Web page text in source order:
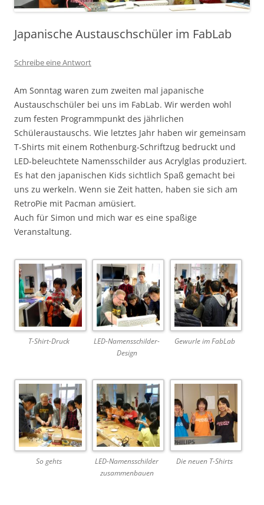
Japanische Austauschschüler im FabLab
Schreibe eine Antwort
Am Sonntag waren zum zweiten mal japanische
Austauschschüler bei uns im FabLab. Wir werden wohl
zum festen Programmpunkt des jährlichen
Schüleraustauschs. Wie letztes Jahr haben wir gemeinsam
T-Shirts mit einem Rothenburg-Schriftzug bedruckt und
LED-beleuchtete Namensschilder aus Acrylglas produziert.
Es hat den japanischen Kids sichtlich Spaß gemacht bei
uns zu werkeln. Wenn sie Zeit hatten, haben sie sich am
RetroPie mit Pacman amüsiert.
Auch für Simon und mich war es eine spaßige
Veranstaltung.
T-Shirt-Druck
LED-Namensschilder-
Design
Gewurle im FabLab
So gehts
LED-Namensschilder
zusammenbauen
Die neuen T-Shirts